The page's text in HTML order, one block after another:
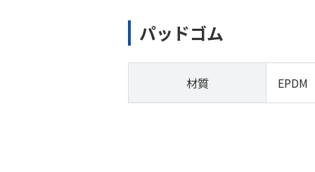
パッドゴム
材質 EPDM